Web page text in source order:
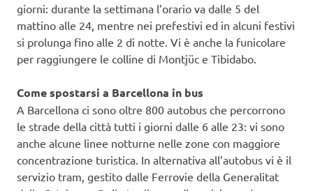
giorni: durante la settimana l’orario va dalle 5 del
mattino alle 24, mentre nei prefestivi ed in alcuni festivi
si prolunga fino alle 2 di notte. Vi è anche la funicolare
per raggiungere le colline di Montjüc e Tibidabo.
Come spostarsi a Barcellona in bus
A Barcellona ci sono oltre 800 autobus che percorrono
le strade della città tutti i giorni dalle 6 alle 23: vi sono
anche alcune linee notturne nelle zone con maggiore
concentrazione turistica. In alternativa all’autobus vi è il
servizio tram, gestito dalle Ferrovie della Generalitat